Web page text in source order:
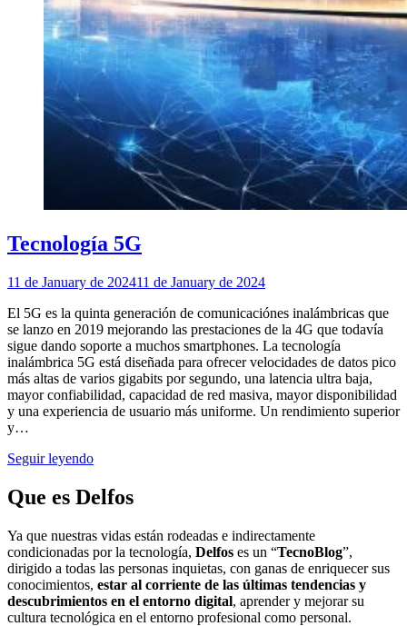
Tecnología 5G
11 de January de 202411 de January de 2024
El 5G es la quinta generación de comunicaciónes inalámbricas que
se lanzo en 2019 mejorando las prestaciones de la 4G que todavía
sigue dando soporte a muchos smartphones. La tecnología
inalámbrica 5G está diseñada para ofrecer velocidades de datos pico
más altas de varios gigabits por segundo, una latencia ultra baja,
mayor confiabilidad, capacidad de red masiva, mayor disponibilidad
y una experiencia de usuario más uniforme. Un rendimiento superior
y…
Seguir leyendo
Que es Delfos
Ya que nuestras vidas están rodeadas e indirectamente
condicionadas por la tecnología, Delfos es un “TecnoBlog”,
dirigido a todas las personas inquietas, con ganas de enriquecer sus
conocimientos, estar al corriente de las últimas tendencias y
descubrimientos en el entorno digital, aprender y mejorar su
cultura tecnológica en el entorno profesional como personal.